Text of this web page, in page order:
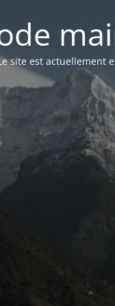
site est actuellement